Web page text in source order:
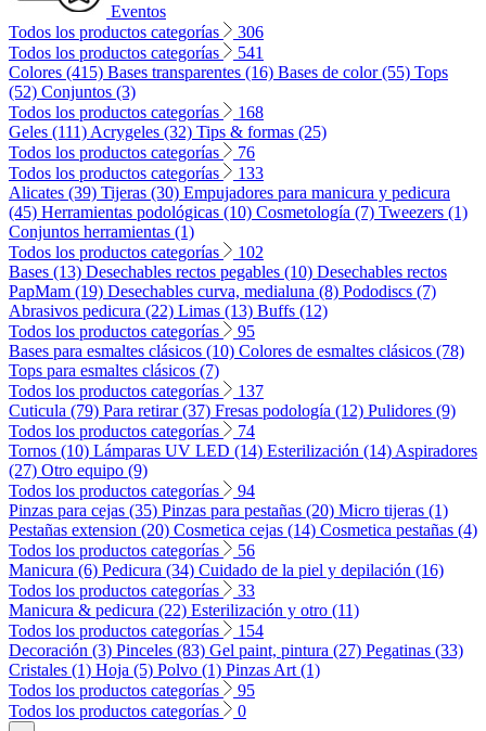
Eventos
Todos los productos categorías
306
Todos los productos categorías
541
Colores (415) Bases transparentes (16) Bases de color (55) Tops
(52) Conjuntos (3)
Todos los productos categorías
168
Geles (111) Acrygeles (32) Tips & formas (25)
Todos los productos categorías
76
Todos los productos categorías
133
Alicates (39) Tijeras (30) Empujadores para manicura y pedicura
(45) Herramientas podológicas (10) Cosmetología (7) Tweezers (1)
Conjuntos herramientas (1)
Todos los productos categorías
102
Bases (13) Desechables rectos pegables (10) Desechables rectos
PapMam (19) Desechables curva, medialuna (8) Pododiscs (7)
Abrasivos pedicura (22) Limas (13) Buffs (12)
Todos los productos categorías
95
Bases para esmaltes clásicos (10) Colores de esmaltes clásicos (78)
Tops para esmaltes clásicos (7)
Todos los productos categorías
137
Cuticula (79) Para retirar (37) Fresas podología (12) Pulidores (9)
Todos los productos categorías
74
Tornos (10) Lámparas UV LED (14) Esterilización (14) Aspiradores
(27) Otro equipo (9)
Todos los productos categorías
94
Pinzas para cejas (35) Pinzas para pestañas (20) Micro tijeras (1)
Pestañas extension (20) Cosmetica cejas (14) Cosmetica pestañas (4)
Todos los productos categorías
56
Manicura (6) Pedicura (34) Cuidado de la piel y depilación (16)
Todos los productos categorías
33
Manicura & pedicura (22) Esterilización y otro (11)
Todos los productos categorías
154
Decoración (3) Pinceles (83) Gel paint, pintura (27) Pegatinas (33)
Cristales (1) Hoja (5) Polvo (1) Pinzas Art (1)
Todos los productos categorías
95
Todos los productos categorías
0